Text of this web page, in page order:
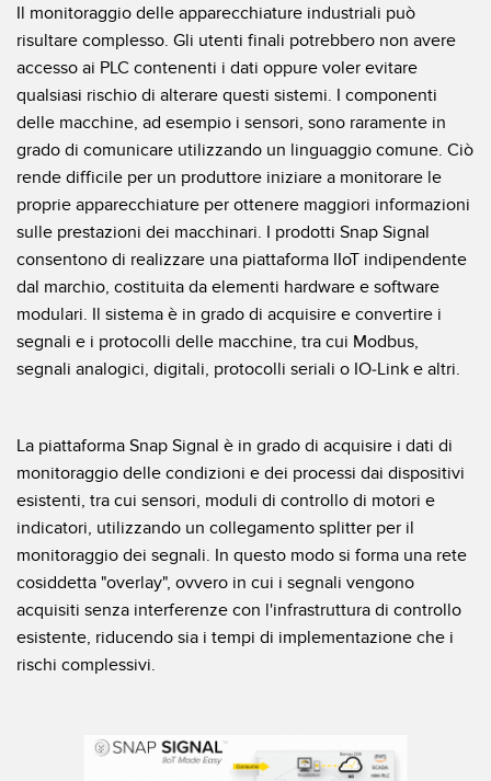
Sensori di monitoraggio delle condizioni wireless
Sensori di vibrazioni
ACCESSORI
ACCESSORI
Convertitori
Set cavo
SOFTWARE
Software interfaccia utente sensore
Software per sensori di misura Banner
TECNOLOGIA
Sensori con IO-Link
Il monitoraggio delle apparecchiature industriali può
risultare complesso. Gli utenti finali potrebbero non avere
accesso ai PLC contenenti i dati oppure voler evitare
qualsiasi rischio di alterare questi sistemi. I componenti
delle macchine, ad esempio i sensori, sono raramente in
grado di comunicare utilizzando un linguaggio comune. Ciò
rende difficile per un produttore iniziare a monitorare le
proprie apparecchiature per ottenere maggiori informazioni
sulle prestazioni dei macchinari. I prodotti Snap Signal
consentono di realizzare una piattaforma IIoT indipendente
dal marchio, costituita da elementi hardware e software
modulari. Il sistema è in grado di acquisire e convertire i
segnali e i protocolli delle macchine, tra cui Modbus,
segnali analogici, digitali, protocolli seriali o IO-Link e altri.
La piattaforma Snap Signal è in grado di acquisire i dati di
monitoraggio delle condizioni e dei processi dai dispositivi
esistenti, tra cui sensori, moduli di controllo di motori e
indicatori, utilizzando un collegamento splitter per il
monitoraggio dei segnali. In questo modo si forma una rete
cosiddetta "overlay", ovvero in cui i segnali vengono
acquisiti senza interferenze con l'infrastruttura di controllo
esistente, riducendo sia i tempi di implementazione che i
rischi complessivi.